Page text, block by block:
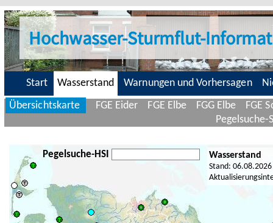
Hochwasser-Sturmflut-
Start Wasserstand Warnungen und Vorhersagen
Übersichtskarte
FGE Eider FGE Elbe FGG Elbe
FGE
Pegelsuche-
Pegelsuche-HSI Wasserstand
Stand: